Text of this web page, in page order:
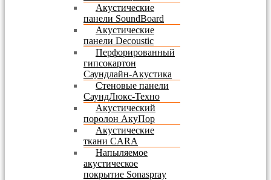
Акустические
панели SoundBoard
Акустические
панели Decoustic
Перфорированный
гипсокартон
Саундлайн-Акустика
Стеновые панели
СаундЛюкс-Техно
Акустический
поролон АкуПор
Акустические
ткани CARA
Напыляемое
акустическое
покрытие Sonaspray